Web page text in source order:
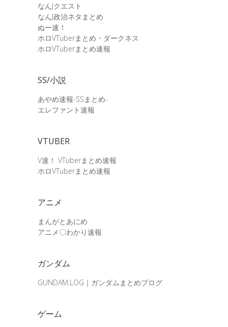
なんJクエスト
なんJ政治ネタまとめ
ぬー速！
ホロVTuberまとめ・ダークネス
ホロVTuberまとめ速報
SS/小説
あやめ速報-SSまとめ-
エレファント速報
VTUBER
V速！ VTuberまとめ速報
ホロVTuberまとめ速報
アニメ
まんがとあにめ
アニメ〇わかり速報
ガンダム
GUNDAM.LOG｜ガンダムまとめブログ
ゲーム